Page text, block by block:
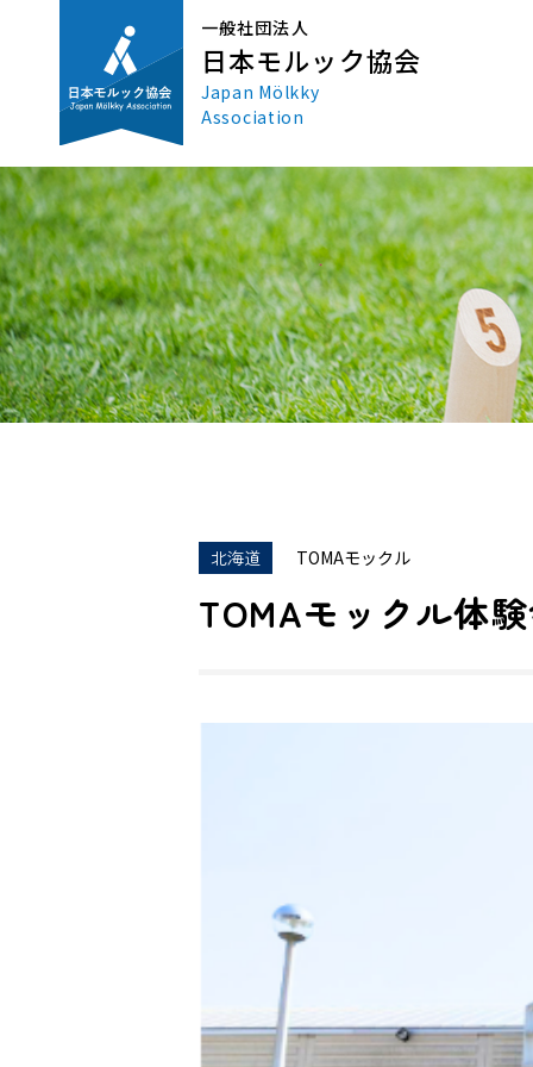
一般社団法人
日本モルック協会
Japan Mölkky
Association
北海道 TOMAモックル
TOMAモックル体